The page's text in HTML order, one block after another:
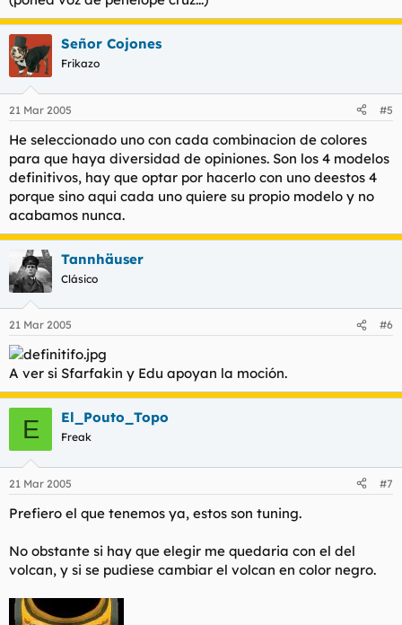
Señor Cojones
Frikazo
21 Mar 2005 #5
He seleccionado uno con cada combinacion de colores
para que haya diversidad de opiniones. Son los 4 modelos
definitivos, hay que optar por hacerlo con uno deestos 4
porque sino aqui cada uno quiere su propio modelo y no
acabamos nunca.
Tannhäuser
Clásico
21 Mar 2005 #6
A ver si Sfarfakin y Edu apoyan la moción.
E El_Pouto_Topo
Freak
21 Mar 2005 #7
Prefiero el que tenemos ya, estos son tuning.
No obstante si hay que elegir me quedaria con el del
volcan, y si se pudiese cambiar el volcan en color negro.